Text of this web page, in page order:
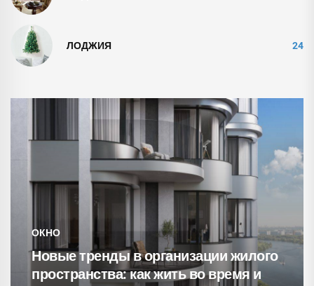
ЛОДЖИЯ 24
ОКНО
Новые тренды в организации жилого
пространства: как жить во время и